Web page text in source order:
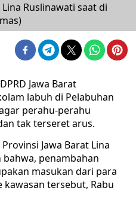
Ruslinawati saat di
Jawa Barat
labuh di Pelabuhan
perahu-perahu
tak terseret arus.
Jawa Barat Lina
penambahan
masukan dari para
tersebut, Rabu